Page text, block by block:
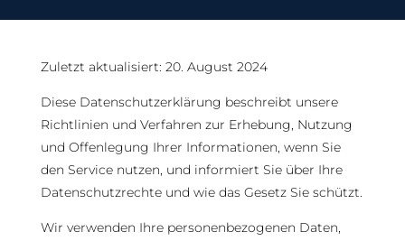
Zuletzt aktualisiert: 20. August 2024
Diese Datenschutzerklärung beschreibt unsere
Richtlinien und Verfahren zur Erhebung, Nutzung
und Offenlegung Ihrer Informationen, wenn Sie
den Service nutzen, und informiert Sie über Ihre
Datenschutzrechte und wie das Gesetz Sie schützt.
Wir verwenden Ihre personenbezogenen Daten,